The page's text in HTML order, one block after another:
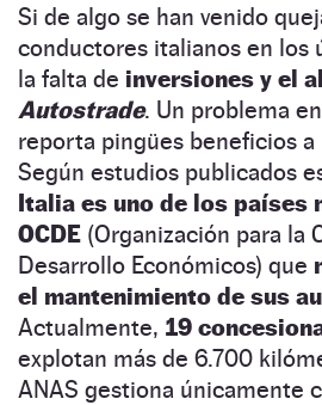
Si de algo se han venido
conductores italianos en los
la falta de inversiones y el
Autostrade. Un problema
reporta pingües beneficios a
Según estudios publicados
Italia es uno de los países
OCDE (Organización para la
Desarrollo Económicos) que
el mantenimiento de sus
Actualmente, 19
explotan más de 6.700
ANAS gestiona únicamente